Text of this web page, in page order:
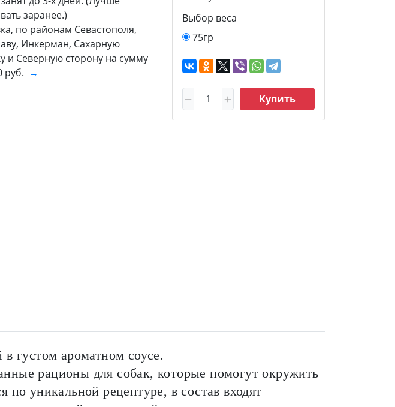
Выбор веса
75гр
Купить
заранее.)
по районам Севастополя,
Инкерман, Сахарную
и Северную сторону на сумму
руб. →
густом ароматном соусе.
рационы для собак, которые помогут окружить
уникальной рецептуре, в состав входят